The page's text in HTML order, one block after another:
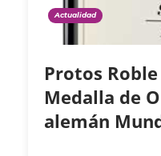
Actualidad
Protos
Medalla de
alemán